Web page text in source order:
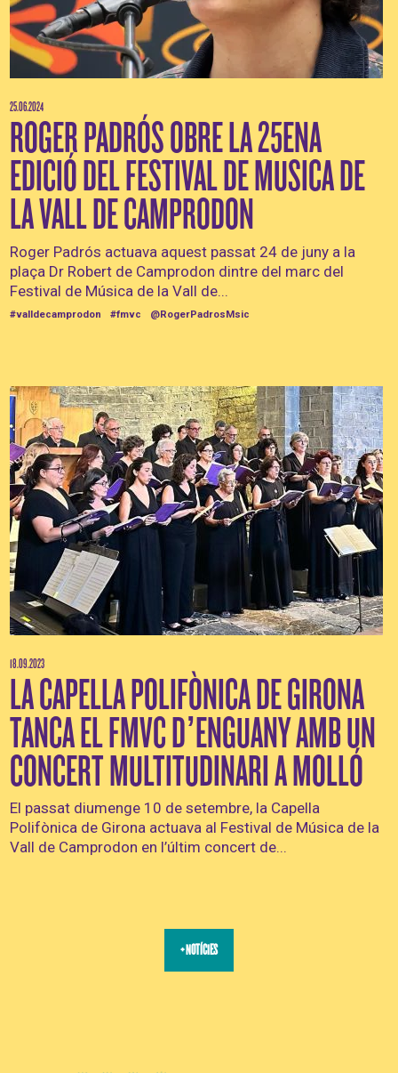
25.06.2024
ROGER PADRÓS OBRE LA 25ENA
EDICIÓ DEL FESTIVAL DE MUSICA DE
LA VALL DE CAMPRODON
Roger Padrós actuava aquest passat 24 de juny a la
plaça Dr Robert de Camprodon dintre del marc del
Festival de Música de la Vall de...
#valldecamprodon #fmvc @RogerPadrosMsic
18.09.2023
LA CAPELLA POLIFÒNICA DE GIRONA
TANCA EL FMVC D’ENGUANY AMB UN
CONCERT MULTITUDINARI A MOLLÓ
El passat diumenge 10 de setembre, la Capella
Polifònica de Girona actuava al Festival de Música de la
Vall de Camprodon en l’últim concert de...
+ NOTÍCIES